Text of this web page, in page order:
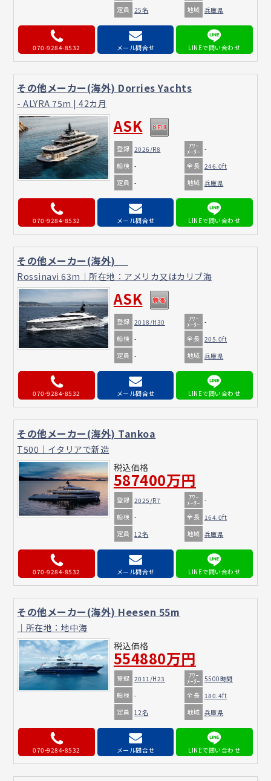
定員 25名 地域 兵庫県
070-9284-8532 メール問合せ
その他メーカー(海外) Dorries Yachts
- ALYRA 75m | 42カ月
ASK
登録 2026/R8 ｱﾜｰ
ﾒｰﾀｰ -
船検 - 全長 246.0ft
定員 - 地域 兵庫県
070-9284-8532 メール問合せ
その他メーカー(海外)
Rossinavi 63m｜所在地：アメリカ又はカリブ海
ASK
登録 2018/H30 ｱﾜｰ
ﾒｰﾀｰ -
船検 - 全長 205.0ft
定員 - 地域 兵庫県
070-9284-8532 メール問合せ
その他メーカー(海外) Tankoa
T500｜イタリアで新造
税込価格
587400万円
登録 2025/R7 ｱﾜｰ
ﾒｰﾀｰ -
船検 - 全長 164.0ft
定員 12名 地域 兵庫県
070-9284-8532 メール問合せ
その他メーカー(海外) Heesen 55m
｜所在地：地中海
税込価格
554880万円
登録 2011/H23 ｱﾜｰ
ﾒｰﾀｰ 5500時間
船検 - 全長 180.4ft
定員 12名 地域 兵庫県
070-9284-8532 メール問合せ